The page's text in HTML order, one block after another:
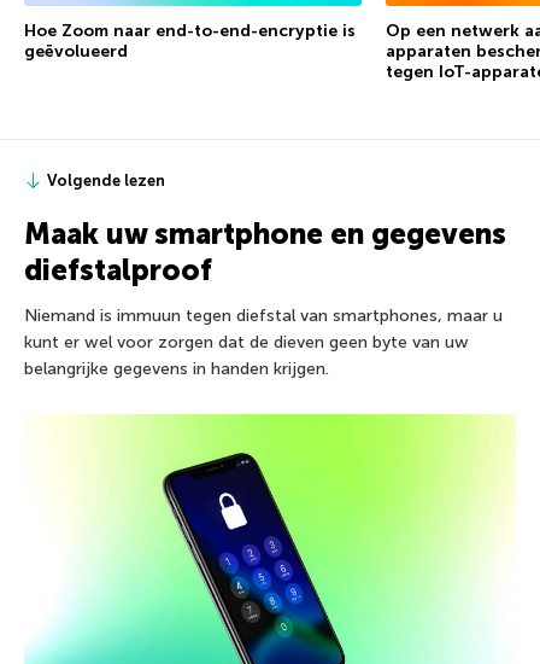
Hoe Zoom naar end-to-end-encryptie is
geëvolueerd
Op een netwerk
apparaten
tegen IoT-
Volgende lezen
Maak uw smartphone en gegevens
diefstalproof
Niemand is immuun tegen diefstal van smartphones, maar u
kunt er wel voor zorgen dat de dieven geen byte van uw
belangrijke gegevens in handen krijgen.